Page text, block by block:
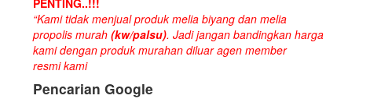
“Kami tidak menjual produk melia biyang dan melia
propolis murah (kw/palsu). Jadi jangan bandingkan harga
kami dengan produk murahan diluar agen member
resmi kami
Pencarian Google